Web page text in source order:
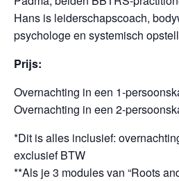
Hans is leiderschapscoach,
psychologe en systemisch
Prijs:
Overnachting in een 1-
Overnachting in een 2-
*Dit is alles inclusief:
exclusief BTW
**Als je 3 modules van “Roots